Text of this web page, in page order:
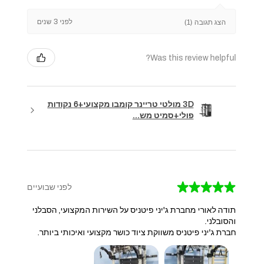
הצג תגובה (1) לפני 3 שנים
Was this review helpful?
3D מולטי טריינר קומבו מקצועי+6 נקודות
פולי+סמיט מש...
★
★
★
★
★ לפני שבועיים
תודה לאורי מחברת ג'יני פיטניס על השירות המקצועי, הסבלני
והסובלני.
חברת ג'יני פיטניס משווקת ציוד כושר מקצועי ואיכותי ביותר.